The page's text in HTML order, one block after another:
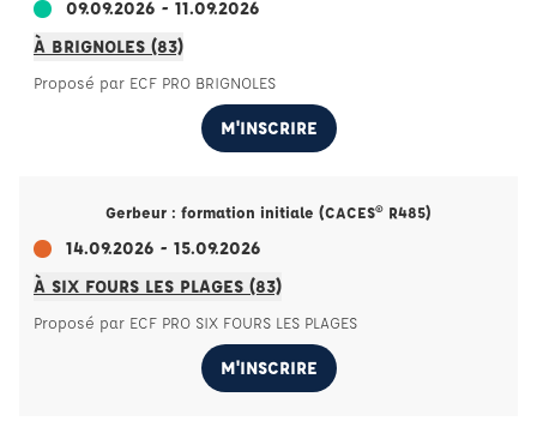
09.09.2026 - 11.09.2026
À BRIGNOLES (83)
Proposé par ECF PRO BRIGNOLES
M'INSCRIRE
Gerbeur : formation initiale (CACES® R485)
14.09.2026 - 15.09.2026
À SIX FOURS LES PLAGES (83)
Proposé par ECF PRO SIX FOURS LES PLAGES
M'INSCRIRE